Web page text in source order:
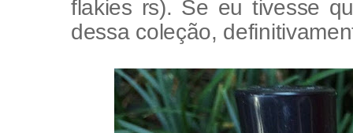
flakies rs). Se eu tivesse
dessa coleção,